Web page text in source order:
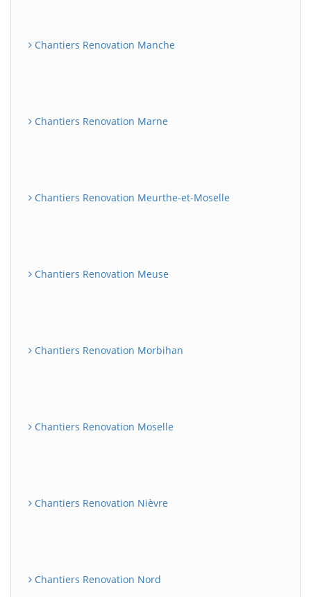
Chantiers Renovation Manche
Chantiers Renovation Marne
Chantiers Renovation Meurthe-et-Moselle
Chantiers Renovation Meuse
Chantiers Renovation Morbihan
Chantiers Renovation Moselle
Chantiers Renovation Nièvre
Chantiers Renovation Nord